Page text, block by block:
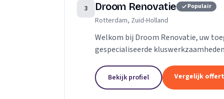
3 Droom Renovatie Populair
Rotterdam, Zuid-Holland
Welkom bij Droom Renovatie, uw
gespecialiseerde
Bekijk profiel Vergelijk